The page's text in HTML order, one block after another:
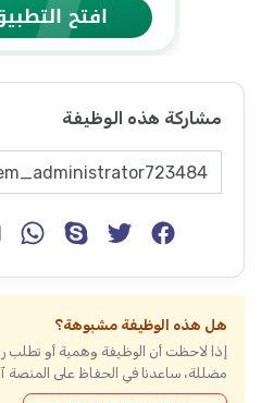
مشاركة هذه الوظيفة
هل هذه الوظيفة مشبوهة؟
إذا لاحظت أن الوظيفة وهمية أو
مضللة، ساعدنا في الحفاظ على المنصة